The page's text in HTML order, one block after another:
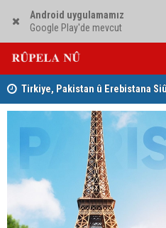
Android uygulamamız
Google Play'de mevcut
Tirkiye, Pakistan û Erebistana
îmze kir